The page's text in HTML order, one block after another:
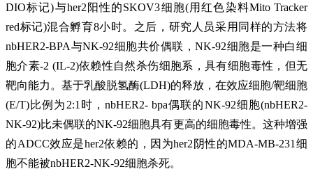
DIO标记)与her2阳性的SKOV3细胞(用红色染料Mito Tracker
red标记)混合孵育8小时。之后，研究人员采用同样的方法将
nbHER2-BPA与NK-92细胞共价偶联，NK-92细胞是一种白细
胞介素-2 (IL-2)依赖性自然杀伤细胞系，具有细胞毒性，但无
靶向能力。基于乳酸脱氢酶(LDH)的释放，在效应细胞/靶细胞
(E/T)比例为2:1时，nbHER2- bpa偶联的NK-92细胞(nbHER2-
NK-92)比未偶联的NK-92细胞具有更高的细胞毒性。这种增强
的ADCC效应是her2依赖的，因为her2阴性的MDA-MB-231细
胞不能被nbHER2-NK-92细胞杀死。